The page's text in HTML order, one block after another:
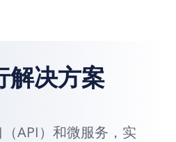
解决方案
API）和微服务，实